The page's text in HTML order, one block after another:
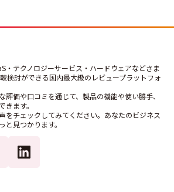
・テクノロジーサービス・ハードウェアなどさま
検討ができる国内最大級のレビュープラットフォ
評価や口コミを通じて、製品の機能や使い勝手、
ます。
をチェックしてみてください。あなたのビジネス
と見つかります。